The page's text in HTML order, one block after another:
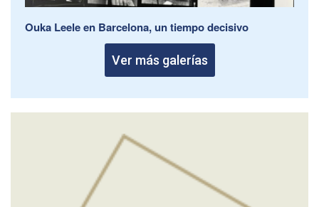
Ouka Leele en Barcelona, un tiempo decisivo
Ver más galerías